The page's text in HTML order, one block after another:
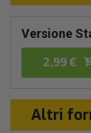
Versione
2,99 €
Altri